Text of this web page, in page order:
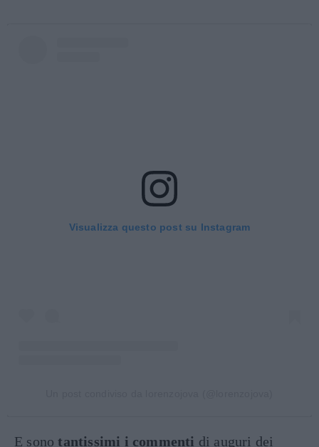
Visualizza questo post su Instagram
E sonotantissimi i commenti di auguri dei